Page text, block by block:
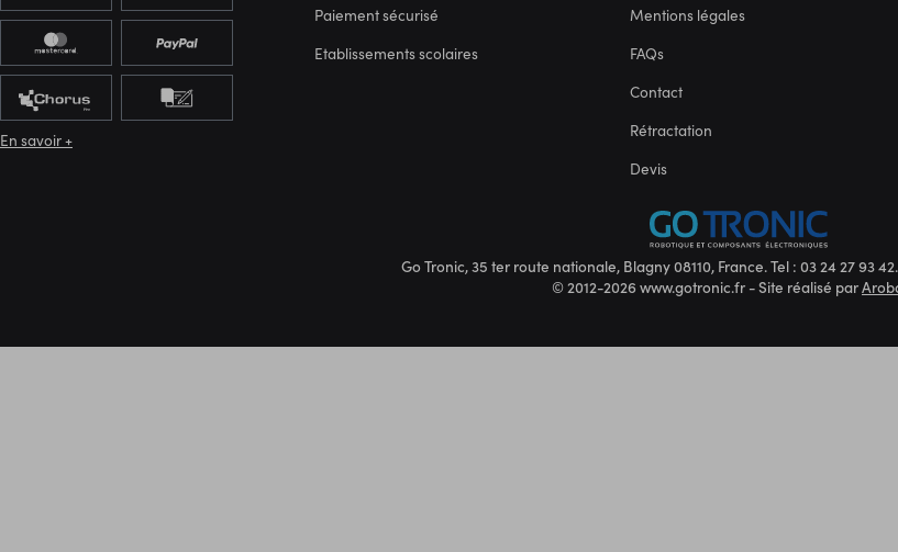
Paiement sécurisé
Etablissements scolaires
Mentions légales
FAQs
Contact
Rétractation
Devis
En savoir +
Go Tronic, 35 ter route nationale, Blagny 08110, France. Tel : 03 24 27 93
© 2012-2026 www.gotronic.fr - Site réalisé par